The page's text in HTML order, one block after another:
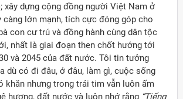
xây dựng cộng đồng người Việt Nam ở
càng lớn mạnh, tích cực đóng góp cho
con cư trú và đồng hành cùng dân tộc
nhất là giai đoạn then chốt hướng tới
và 2045 của đất nước. Tôi tin tưởng
dù có đi đâu, ở đâu, làm gì, cuộc sống
khăn nhưng trong trái tim vẫn luôn ấm
hương, đất nước và luôn nhớ rằng “Tiếng